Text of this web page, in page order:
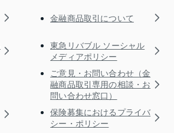
金融商品取引について
東急リバブル ソーシャル
メディアポリシー
ご意見・お問い合わせ（金
融商品取引専用の相談・お
問い合わせ窓口）
保険募集におけるプライバ
シー・ポリシー